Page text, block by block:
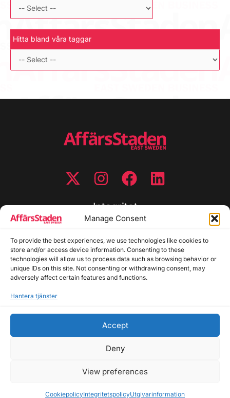
Manage Consent
To provide the best experiences, we use technologies like cookies to
store and/or access device information. Consenting to these
technologies will allow us to process data such as browsing behavior or
unique IDs on this site. Not consenting or withdrawing consent, may
adversely affect certain features and functions.
Hantera tjänster
Accept
Deny
View preferences
CookiepolicyIntegritetspolicyUtgivarinformation
Hitta bland våra taggar
Integritet
Cookiepolicy
Disclaimer
Redaktionell policy
Utgivarinformation
Allmänna frågor: info@affarsstaden.se | Tipsa
annons@affarsstaden.se
© 2026 Affärsstaden.se | 2025 Alla rättigheter